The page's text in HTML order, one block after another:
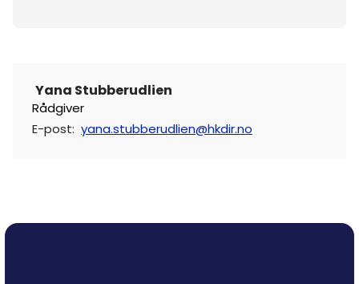
Yana Stubberudlien
Rådgiver
E-post: yana.stubberudlien@hkdir.no